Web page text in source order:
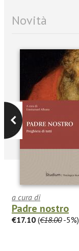
Novità
a cura di
Padre nostro
€17.10 (€18.00-5%)